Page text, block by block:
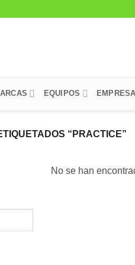
EQUIPOS
“PRACTICE”
No se han